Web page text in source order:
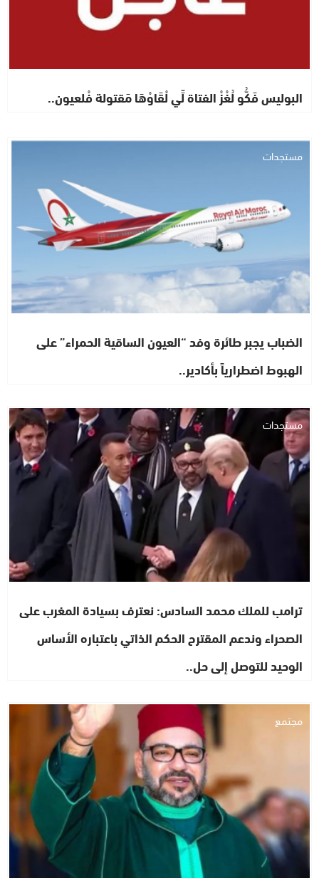
البوليس فَكُّو لُغْزْ الفتاة لِّي لْقَاوْهَا مَقتولة فْلعيون..
مستجدات
الضباب يجبر طائرة وفد “العيون الساقية الحمراء” على
الهبوط اضطرارياً بأكادير..
مستجدات
ترامب للملك محمد السادس: نعترف بسيادة المغرب على
الصحراء وندعم المقترح الحكم الذاتي باعتباره الأساس
الوحيد للتوصل إلى حل..
مجتمع